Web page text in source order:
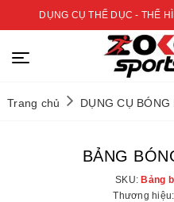
DỤNG CỤ THỂ DỤC - THỂ
Trang chủ DỤNG CỤ BÓNG
BẢNG
SKU: Bảng
Thương hiệu: